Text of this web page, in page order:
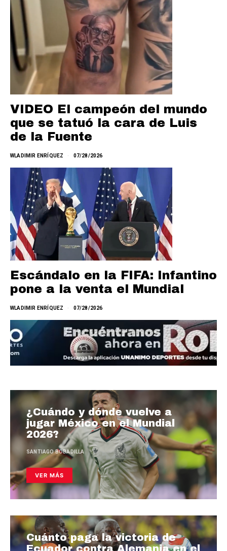
VIDEO El campeón del mundo
que se tatuó la cara de Luis
de la Fuente
WLADIMIR ENRÍQUEZ 07/28/2026
Escándalo en la FIFA: Infantino
pone a la venta el Mundial
WLADIMIR ENRÍQUEZ 07/28/2026
¿Cuándo y dónde vuelve a
jugar México en el Mundial
2026?
SANTIAGO BOBADILLA
VER MÁS
Cuánto paga la victoria de
Ecuador contra Alemania en el